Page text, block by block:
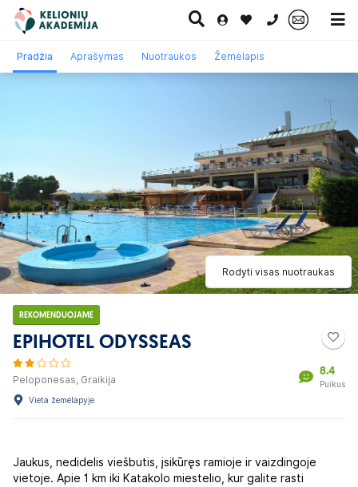
0 700 11007
Kruizai
Rodyti visas nuotraukas
REKOMENDUOJAME
EPIHOTEL ODYSSEAS
Peloponesas, Graikija
8.4
Puikus
Vieta žemėlapyje
Jaukus, nedidelis viešbutis, įsikūręs ramioje ir vaizdingoje
vietoje. Apie 1 km iki Katakolo miestelio, kur galite rasti
Pradžia Aprašymas Nuotraukos Žemėlapis